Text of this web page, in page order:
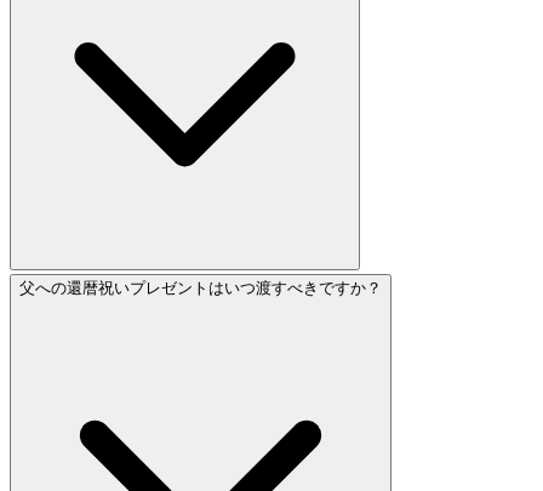
父への還暦祝いプレゼントはいつ渡すべきですか？